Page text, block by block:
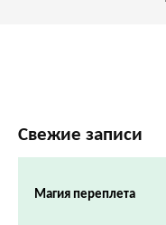
Свежие записи
Магия переплета